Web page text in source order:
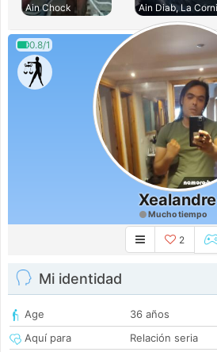
Ain Chock
Ain Diab, La Corni
0.8/1
Xealandre
Mucho tiempo
2
Mi identidad
Age
36 años
Aquí para
Relación seria